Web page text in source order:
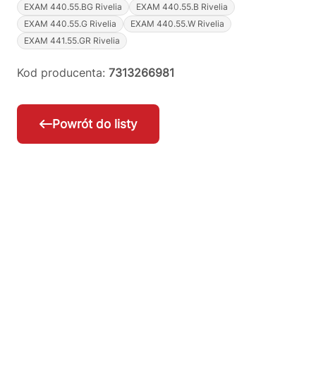
EXAM 440.55.BG Rivelia
EXAM 440.55.B Rivelia
EXAM 440.55.G Rivelia
EXAM 440.55.W Rivelia
EXAM 441.55.GR Rivelia
Kod producenta: 7313266981
Powrót do listy